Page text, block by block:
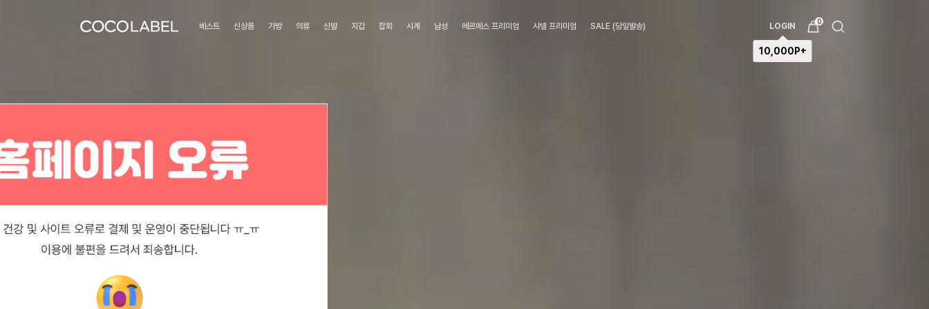
베스트 신상품 가방 의류 신발 지갑 잡화 시계 남성 에르메스 프리미엄 샤넬 프리미엄 SALE (당일발송) LOGIN
10,000P+
0